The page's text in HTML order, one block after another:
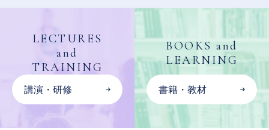
LECTURES
and
TRAINING
講演・研修
BOOKS and
LEARNING
書籍・教材